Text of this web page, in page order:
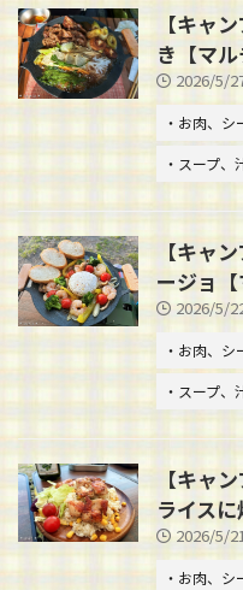
【キャ
き【マル
2026/5/
・お肉、シ
・スープ、
【キャ
ージョ【
2026/5/
・お肉、シ
・スープ、
【キャ
ライス
2026/5/
・お肉、シ